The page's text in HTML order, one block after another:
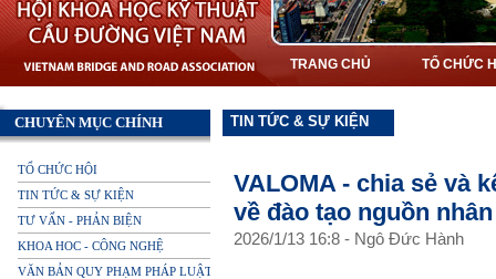
TRANG CHỦ TỔ CHỨC
CHUYÊN MỤC CHÍNH
TỔ CHỨC HỘI
TIN TỨC & SỰ KIỆN
TƯ VẤN - PHẢN BIỆN
KHOA HOC - CÔNG NGHỆ
VĂN BẢN QUY PHẠM PHÁP LUẬT
TIN TỨC & SỰ KIỆN
VALOMA - chia sẻ và
về đào tạo nguồn
2026/1/13 16:8- Ngô Đức Hành